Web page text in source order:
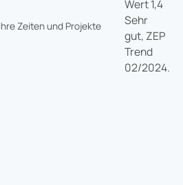
Zeiten und Projekte